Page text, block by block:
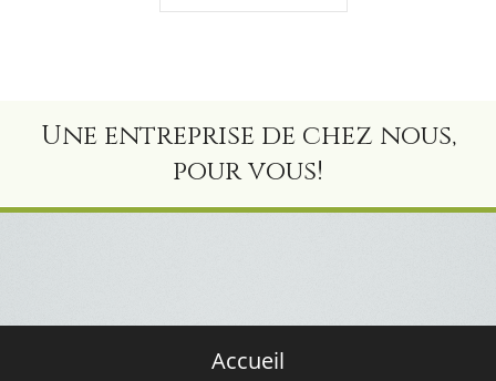
Une entreprise de chez nous,
pour vous!
Accueil